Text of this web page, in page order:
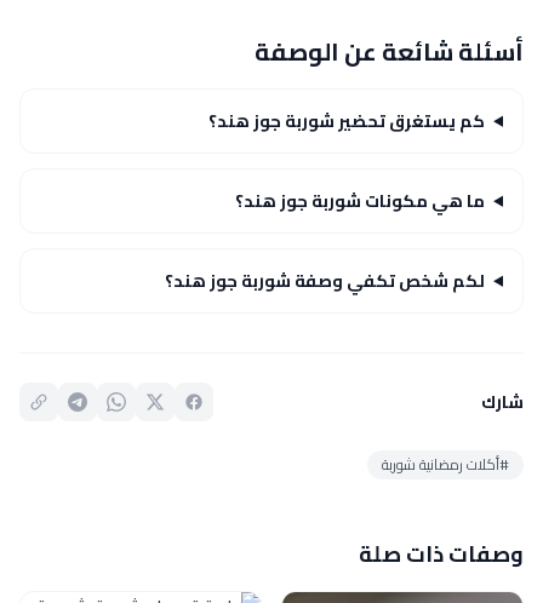
أسئلة شائعة عن الوصفة
كم يستغرق تحضير شوربة جوز هند؟
ما هي مكونات شوربة جوز هند؟
لكم شخص تكفي وصفة شوربة جوز هند؟
شارك
#أكلات رمضانية شوربة
وصفات ذات صلة